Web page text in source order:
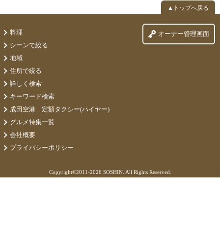
▲トップへ戻る
料理
シーンで絞る
地域
住所で絞る
詳しく検索
キーワード検索
成田空港 定額タクシー(ハイヤー)
グルメ特集一覧
会社概要
プライバシーポリシー
オーナー管理画面
Copyright©2011-2026 SOSHIN. All Rights Reserved.